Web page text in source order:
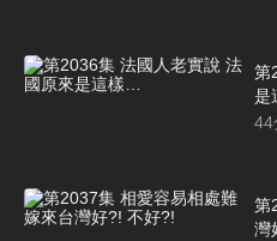
第
是
44
第
灣